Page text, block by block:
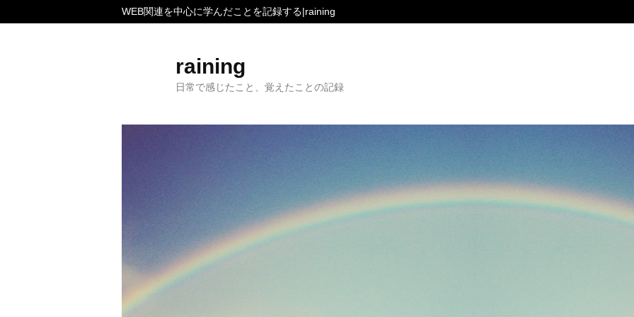
WEB関連を中心に学んだことを記録する|raining
raining
日常で感じたこと、覚えたことの記録